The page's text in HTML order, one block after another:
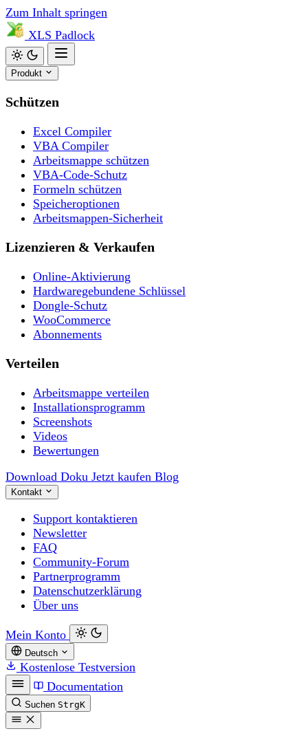
Zum Inhalt springen
XLS Padlock
Produkt
Schützen
Excel Compiler
VBA Compiler
Arbeitsmappe schützen
VBA-Code-Schutz
Formeln schützen
Speicheroptionen
Arbeitsmappen-Sicherheit
Lizenzieren & Verkaufen
Online-Aktivierung
Hardwaregebundene Schlüssel
Dongle-Schutz
WooCommerce
Abonnements
Verteilen
Arbeitsmappe verteilen
Installationsprogramm
Screenshots
Videos
Bewertungen
Download Doku Jetzt kaufen Blog
Kontakt
Support kontaktieren
Newsletter
FAQ
Community-Forum
Partnerprogramm
Datenschutzerklärung
Über uns
Mein Konto
Deutsch
Kostenlose Testversion
Documentation
Suchen StrgK